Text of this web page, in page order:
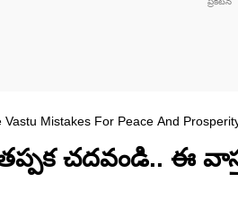
Mistakes For Peace And
తప్పక చదవండి.. ఈ